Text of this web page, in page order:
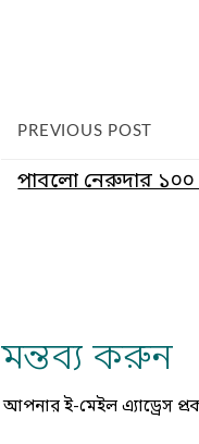
PREVIOUS POST
পাবলো নেরুদার ১০০
মন্তব্য করুন
আপনার ই-মেইল এ্যাড্রেস